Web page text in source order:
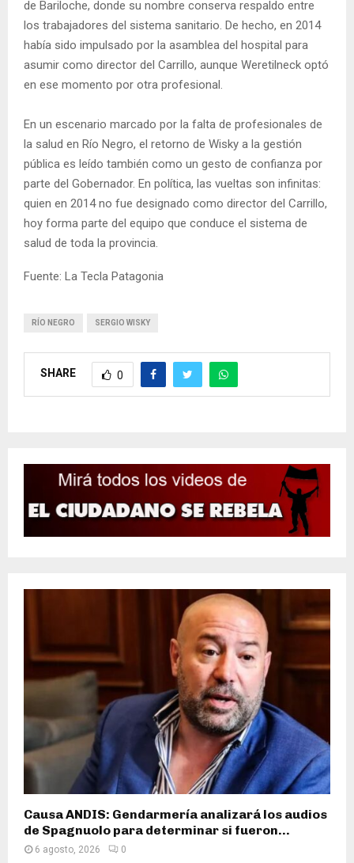
de Bariloche, donde su nombre conserva respaldo entre
los trabajadores del sistema sanitario. De hecho, en 2014
había sido impulsado por la asamblea del hospital para
asumir como director del Carrillo, aunque Weretilneck optó
en ese momento por otra profesional.
En un escenario marcado por la falta de profesionales de
la salud en Río Negro, el retorno de Wisky a la gestión
pública es leído también como un gesto de confianza por
parte del Gobernador. En política, las vueltas son infinitas:
quien en 2014 no fue designado como director del Carrillo,
hoy forma parte del equipo que conduce el sistema de
salud de toda la provincia.
Fuente: La Tecla Patagonia
RÍO NEGRO SERGIO WISKY
SHARE 0
Causa ANDIS: Gendarmería analizará los audios
de Spagnuolo para determinar si fueron...
6 agosto, 2026 0